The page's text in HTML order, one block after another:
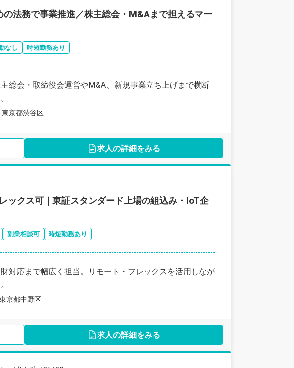
の法務で事業推進／株主総会・M&Aまで担えるマー
なし 時短勤務あり
総会・取締役会運営やM&A、新規事業立ち上げまで横断
東京都渋谷区
求人の詳細をみる
ックス可｜東証スタンダード上場の組込み・IoT企
副業相談可 時短勤務あり
対応まで幅広く担当。リモート・フレックスを活用しなが
東京都中野区
求人の詳細をみる